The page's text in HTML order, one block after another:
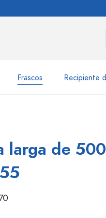
principal
Frascos Recipiente
Garrafas por marca
Garrafas WECK
larga de